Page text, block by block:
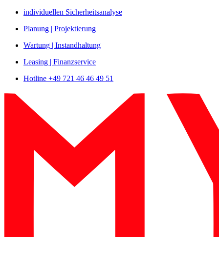
Zum
springen
individuellen Sicherheitsanalyse
Planung | Projektierung
Wartung | Instandhaltung
Leasing | Finanzservice
Hotline +49 721 46 46 49 51